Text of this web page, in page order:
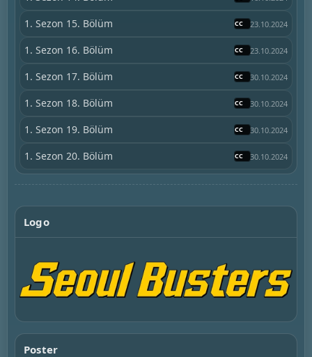
1. Sezon 15. Bölüm 23.10.2024
1. Sezon 16. Bölüm 23.10.2024
1. Sezon 17. Bölüm 30.10.2024
1. Sezon 18. Bölüm 30.10.2024
1. Sezon 19. Bölüm 30.10.2024
1. Sezon 20. Bölüm 30.10.2024
Logo
Poster